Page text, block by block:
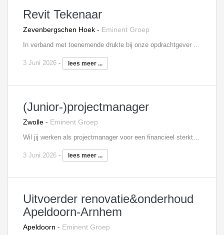
Revit Tekenaar
Zevenbergschen Hoek - Eminent Groep
3 Juni 2026 - lees meer ...
(Junior-)projectmanager
Zwolle - Eminent Groep
3 Juni 2026 - lees meer ...
Uitvoerder renovatie&onderhoud
Apeldoorn-Arnhem
Apeldoorn - Eminent Groep